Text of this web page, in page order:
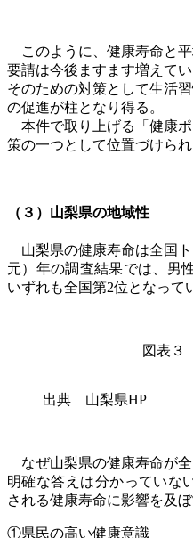
このように、健康寿命と
要請は今後ますます増えて
そのための対策として生活
の促進が柱となり得る。
本件で取り上げる「健康
策の一つとして位置づけられ
（３）山梨県の地域性
山梨県の健康寿命は全国ト
元）年の調査結果では、男
いずれも全国第2位となって
図表
出典 山梨県HP
なぜ山梨県の健康寿命が
明確な答えは分かっていな
される健康寿命に影響を及
①県民の高い健康意識